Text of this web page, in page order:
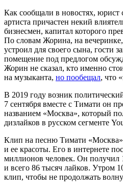
Как сообщали в новостях,
артиста причастен некий
бизнесмен, капитал которого
По словам Жорина, на
устроил для своего сына, гости
помещение под предлогом
Жорин не сказал, кто именно
на музыканта, но пообещал, что
В 2019 году возник
7 сентября вместе с Тимати он
названием «Москва», который
дизлайков в русском сегменте
Клип на песню Тимати «Москва»
и ее красоты. Его в интернете
миллионов человек. Он получил
и всего 86 тысяч лайков. Утром
клип, чтобы не продолжать